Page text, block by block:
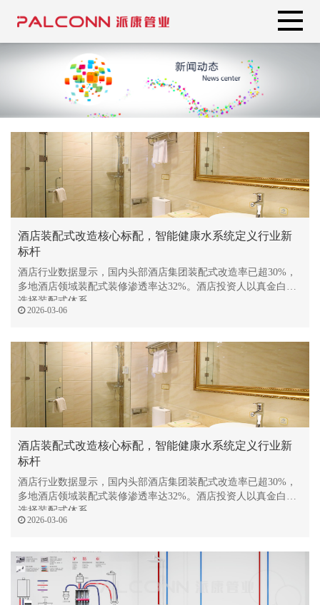
酒店装配式改造核心标配，智能健康水系统定义行业新
标杆
酒店行业数据显示，国内头部酒店集团装配式改造率已超30%，
多地酒店领域装配式装修渗透率达32%。酒店投资人以真金白银
选择装配式体系
2026-03-06
酒店装配式改造核心标配，智能健康水系统定义行业新
标杆
酒店行业数据显示，国内头部酒店集团装配式改造率已超30%，
多地酒店领域装配式装修渗透率达32%。酒店投资人以真金白银
选择装配式体系
2026-03-06